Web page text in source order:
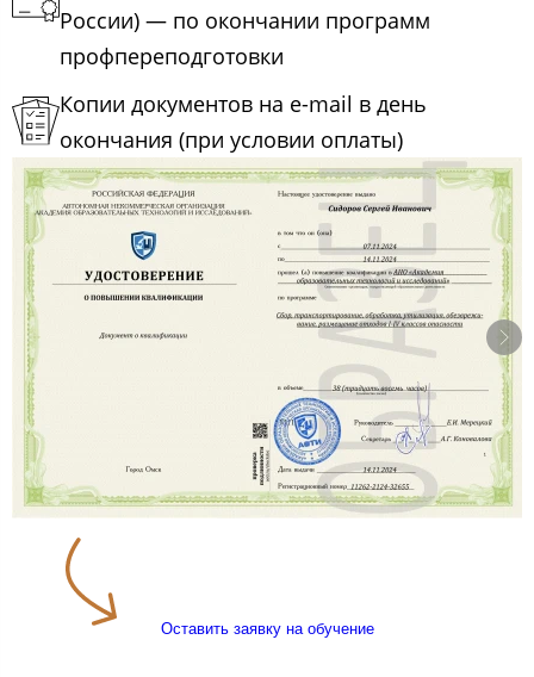
России) — по окончании программ
профпереподготовки
Копии документов на e-mail в день
окончания (при условии оплаты)
Оставить заявку на обучение